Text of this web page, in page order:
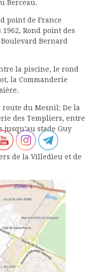
Berceau.
point de France
Rond point des
Bernard
la piscine, le rond
la Commanderie
route du Mesnil: De la
des Templiers, entre
stade Guy
de la Villedieu et de